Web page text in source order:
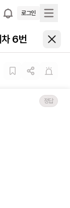
로그인
6번
정답